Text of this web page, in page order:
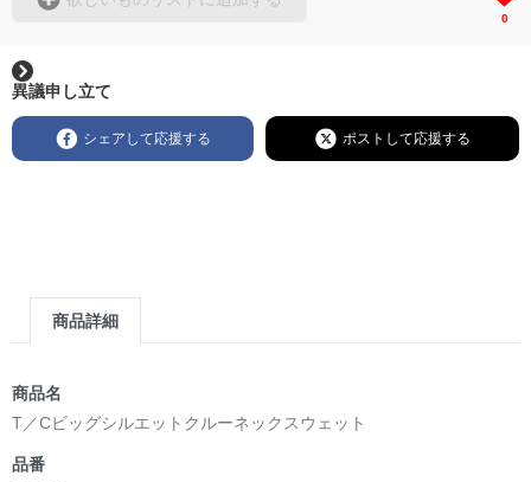
0
異議申し立て
シェアして応援する ポストして応援する
商品詳細
商品名
T／Cビッグシルエットクルーネックスウェット
品番